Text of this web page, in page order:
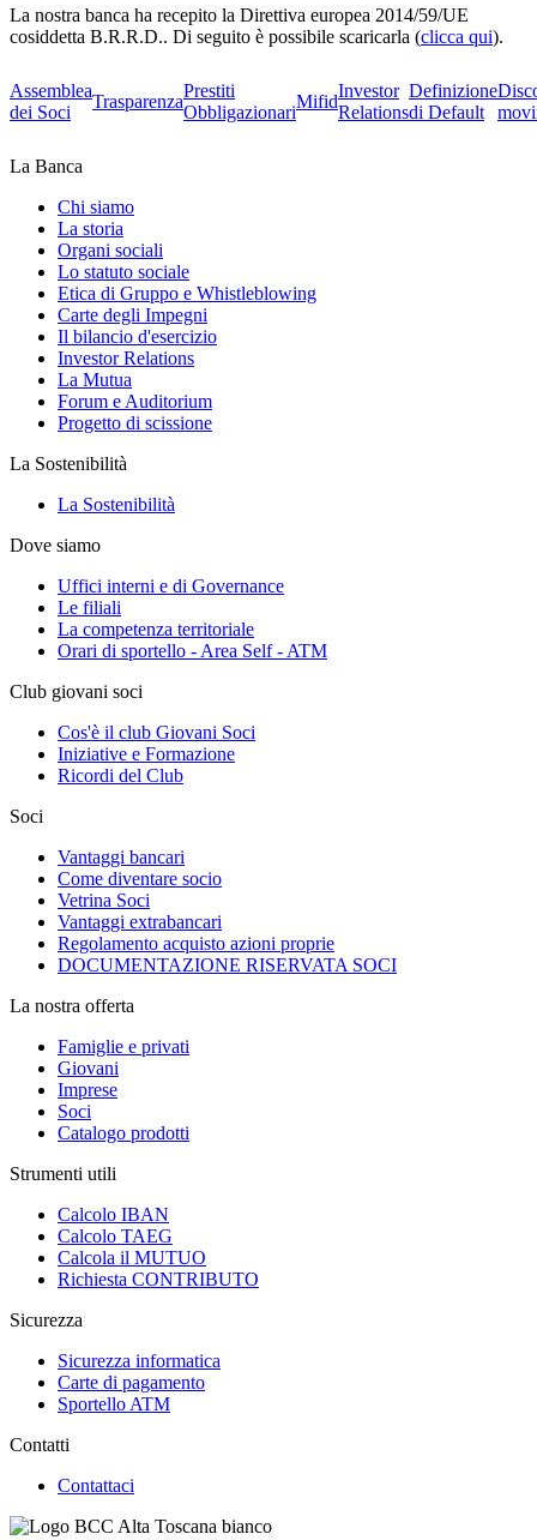
La nostra banca ha recepito la Direttiva europea 2014/59/UE
cosiddetta B.R.R.D.. Di seguito è possibile scaricarla (clicca qui).
Assemblea
dei Soci
Trasparenza
Prestiti
Obbligazionari
Mifid
Investor
Relations
Definizione
di Default
La Banca
Chi siamo
La storia
Organi sociali
Lo statuto sociale
Etica di Gruppo e Whistleblowing
Carte degli Impegni
Il bilancio d'esercizio
Investor Relations
La Mutua
Forum e Auditorium
Progetto di scissione
La Sostenibilità
La Sostenibilità
Dove siamo
Uffici interni e di Governance
Le filiali
La competenza territoriale
Orari di sportello - Area Self - ATM
Club giovani soci
Cos'è il club Giovani Soci
Iniziative e Formazione
Ricordi del Club
Soci
Vantaggi bancari
Come diventare socio
Vetrina Soci
Vantaggi extrabancari
Regolamento acquisto azioni proprie
DOCUMENTAZIONE RISERVATA SOCI
La nostra offerta
Famiglie e privati
Giovani
Imprese
Soci
Catalogo prodotti
Strumenti utili
Calcolo IBAN
Calcolo TAEG
Calcola il MUTUO
Richiesta CONTRIBUTO
Sicurezza
Sicurezza informatica
Carte di pagamento
Sportello ATM
Contatti
Contattaci